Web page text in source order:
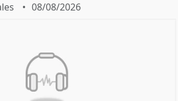
08/08/2026